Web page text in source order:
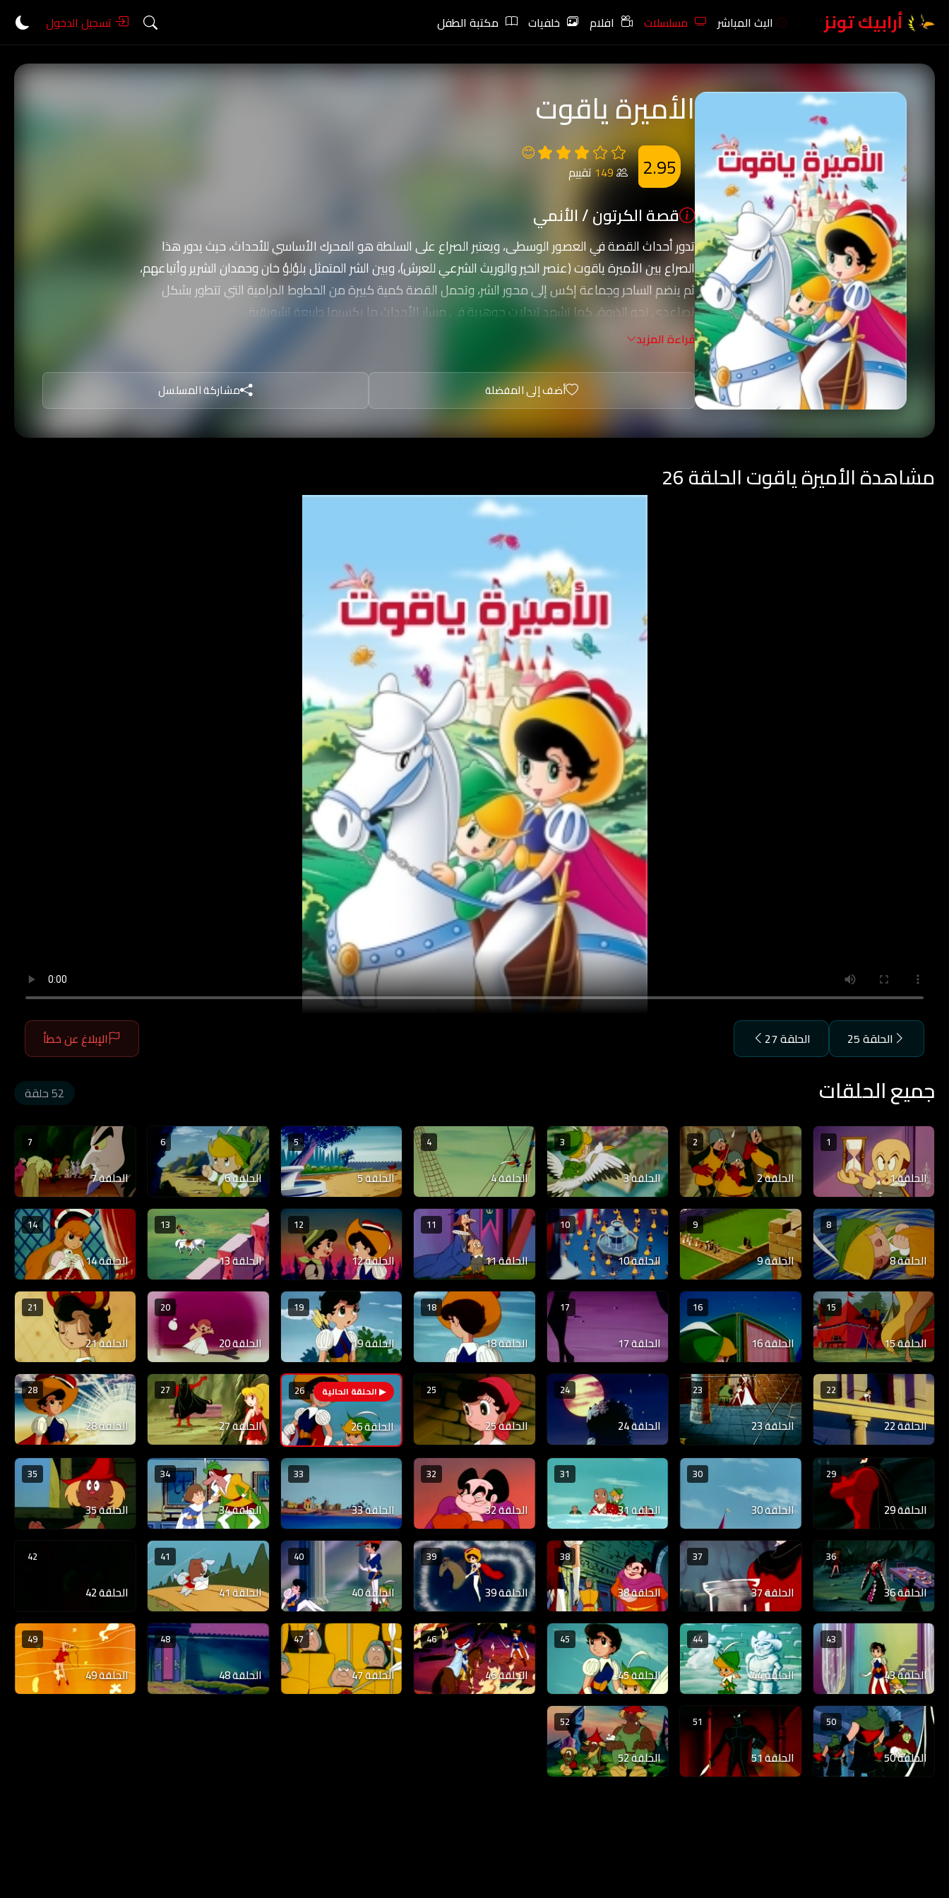
أرابيك تونز البث المباشر مسلسلات افلام خلفيات مكتبة الطفل تسجيل الدخول
الأميرة ياقوت
😊
149تقييم 2.95
قصة الكرتون / الأنمي
تدور أحداث القصة في العصور الوسطى، ويعتبر الصراع على السلطة هو المحرك الأساسي للأحداث، حيث يدور هذا
الصراع بين الأميرة ياقوت (عنصر الخير والوريث الشرعي للعرش)، وبين الشر المتمثل بلؤلؤ خان وحمدان الشرير وأتباعهم،
ثم ينضم الساحر وجماعة إكس إلى محور الشر، وتحمل القصة كمية كبيرة من الخطوط الدرامية التي تتطور بشكل
تصاعدي نحو الذروة، كما تشهد تبدلات جوهرية في مسار الأحداث ما يكسبها طبيعة تشويقية.
قراءة المزيد
أضف إلى المفضلة مشاركة المسلسل
مشاهدة الأميرة ياقوت الحلقة 26
الحلقة 25 الحلقة 27 الإبلاغ عن خطأ
جميع الحلقات 52 حلقة
1
الحلقة 1
2
الحلقة 2
3
الحلقة 3
4
الحلقة 4
5
الحلقة 5
6
الحلقة 6
7
الحلقة 7
8
الحلقة 8
9
الحلقة 9
10
الحلقة 10
11
الحلقة 11
12
الحلقة 12
13
الحلقة 13
14
الحلقة 14
15
الحلقة 15
16
الحلقة 16
17
الحلقة 17
18
الحلقة 18
19
الحلقة 19
20
الحلقة 20
21
الحلقة 21
22
الحلقة 22
23
الحلقة 23
24
الحلقة 24
25
الحلقة 25
26
الحلقة 26
27
الحلقة 27
28
الحلقة 28
29
الحلقة 29
30
الحلقة 30
31
الحلقة 31
32
الحلقة 32
33
الحلقة 33
34
الحلقة 34
35
الحلقة 35
36
الحلقة 36
37
الحلقة 37
38
الحلقة 38
39
الحلقة 39
40
الحلقة 40
41
الحلقة 41
42
الحلقة 42
43
الحلقة 43
44
الحلقة 44
45
الحلقة 45
46
الحلقة 46
47
الحلقة 47
48
الحلقة 48
49
الحلقة 49
50
الحلقة 50
51
الحلقة 51
52
الحلقة 52